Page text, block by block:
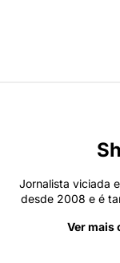
Jornalista viciada
desde 2008 e é
Ver mais